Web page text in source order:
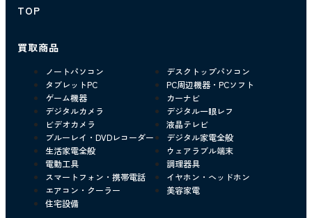
TOP
買取商品
ノートパソコン
デスクトップパソコン
タブレットPC
PC周辺機器・PCソフト
ゲーム機器
カーナビ
デジタルカメラ
デジタル一眼レフ
ビデオカメラ
液晶テレビ
ブルーレイ・DVDレコーダー
デジタル家電全般
生活家電全般
ウェアラブル端末
電動工具
調理器具
スマートフォン・携帯電話
イヤホン・ヘッドホン
エアコン・クーラー
美容家電
住宅設備